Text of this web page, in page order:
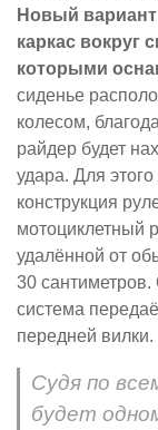
Новый
каркас вокруг
которыми
сиденье
колесом,
райдер будет
удара. Для
конструкция
мотоциклетный
удалённой от
30
система
передней вилки.
Судя по
будет